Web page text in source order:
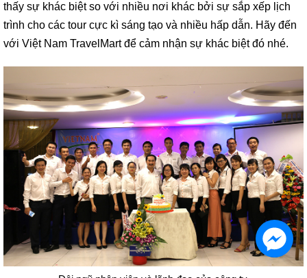
thấy sự khác biệt so với nhiều nơi khác bởi sự sắp xếp lịch
trình cho các tour cực kì sáng tạo và nhiều hấp dẫn. Hãy đến
với Việt Nam TravelMart để cảm nhận sự khác biệt đó nhé.